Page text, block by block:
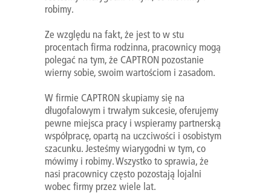
robimy.
Ze względu na fakt, że jest to w stu
procentach firma rodzinna, pracownicy mogą
polegać na tym, że CAPTRON pozostanie
wierny sobie, swoim wartościom i zasadom.
W firmie CAPTRON skupiamy się na
długofalowym i trwałym sukcesie, oferujemy
pewne miejsca pracy i wspieramy partnerską
współpracę, opartą na uczciwości i osobistym
szacunku. Jesteśmy wiarygodni w tym, co
mówimy i robimy. Wszystko to sprawia, że
nasi pracownicy często pozostają lojalni
wobec firmy przez wiele lat.